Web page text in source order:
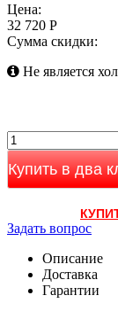
Цена:
32 720 Р
Сумма скидки:
Не является
Купить в два
Задать вопрос
Описание
Доставка
Гарантии